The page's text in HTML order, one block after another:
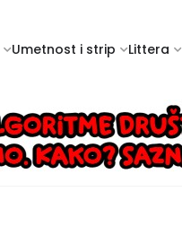
Umetnost i strip Littera